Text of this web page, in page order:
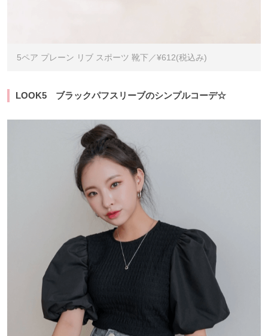
5ペア プレーン リブ スポーツ 靴下／¥612(税込み)
LOOK5 ブラックパフスリーブのシンプルコーデ☆